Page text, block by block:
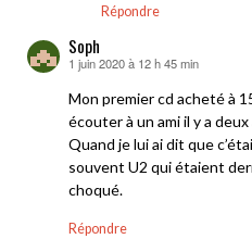
Répondre
Soph
dit :
1 juin 2020 à 12 h 45 min
Mon premier cd acheté à
écouter à un ami il y a
Quand je lui ai dit que
souvent U2 qui étaient
choqué.
Répondre